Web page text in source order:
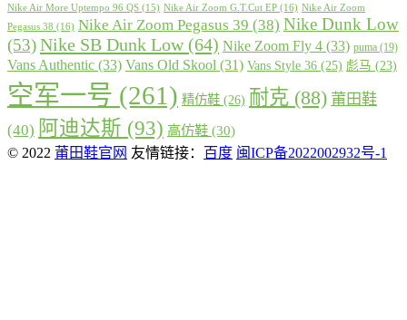
Nike Air More Uptempo 96 QS (15) Nike Air Zoom G.T.Cut EP (16) Nike Air Zoom
Pegasus 38 (16) Nike Air Zoom Pegasus 39 (38) Nike Dunk Low
(53)Nike SB Dunk Low(64) Nike Zoom Fly 4 (33) puma (19)
Vans Authentic (33) Vans Old Skool (31) Vans Style 36 (25) 彪马 (23)
空军一号 (261) 精仿鞋 (26) 耐克 (88) 莆田鞋
(40) 阿迪达斯 (93) 高仿鞋 (30)
© 2022 莆田鞋官网 友情链接： 百度 闽ICP备2022002932号-1